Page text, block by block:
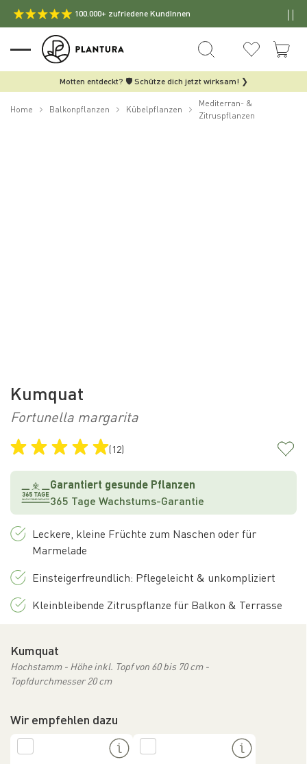
100.000+ zufriedene KundInnen
Motten entdeckt? 🛡️ Schütze dich jetzt wirksam! ❯
Home Balkonpflanzen Kübelpflanzen
Mediterran- &
Zitruspflanzen
Kumquat
Fortunella margarita
(12)
Garantiert gesunde Pflanzen
365 Tage Wachstums-Garantie
Leckere, kleine Früchte zum Naschen oder für
Marmelade
Einsteigerfreundlich: Pflegeleicht & unkompliziert
Kleinbleibende Zitruspflanze für Balkon & Terrasse
Kumquat
Hochstamm - Höhe inkl. Topf von 60 bis 70 cm -
Topfdurchmesser 20 cm
Wir empfehlen dazu